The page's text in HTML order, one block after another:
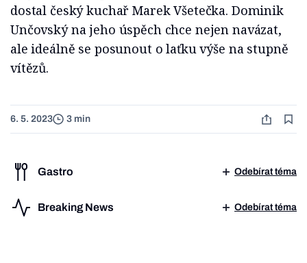
dostal český kuchař Marek Všetečka. Dominik
Unčovský na jeho úspěch chce nejen navázat,
ale ideálně se posunout o laťku výše na stupně
vítězů.
6. 5. 2023 3 min
Gastro Odebírat téma
Breaking News Odebírat téma